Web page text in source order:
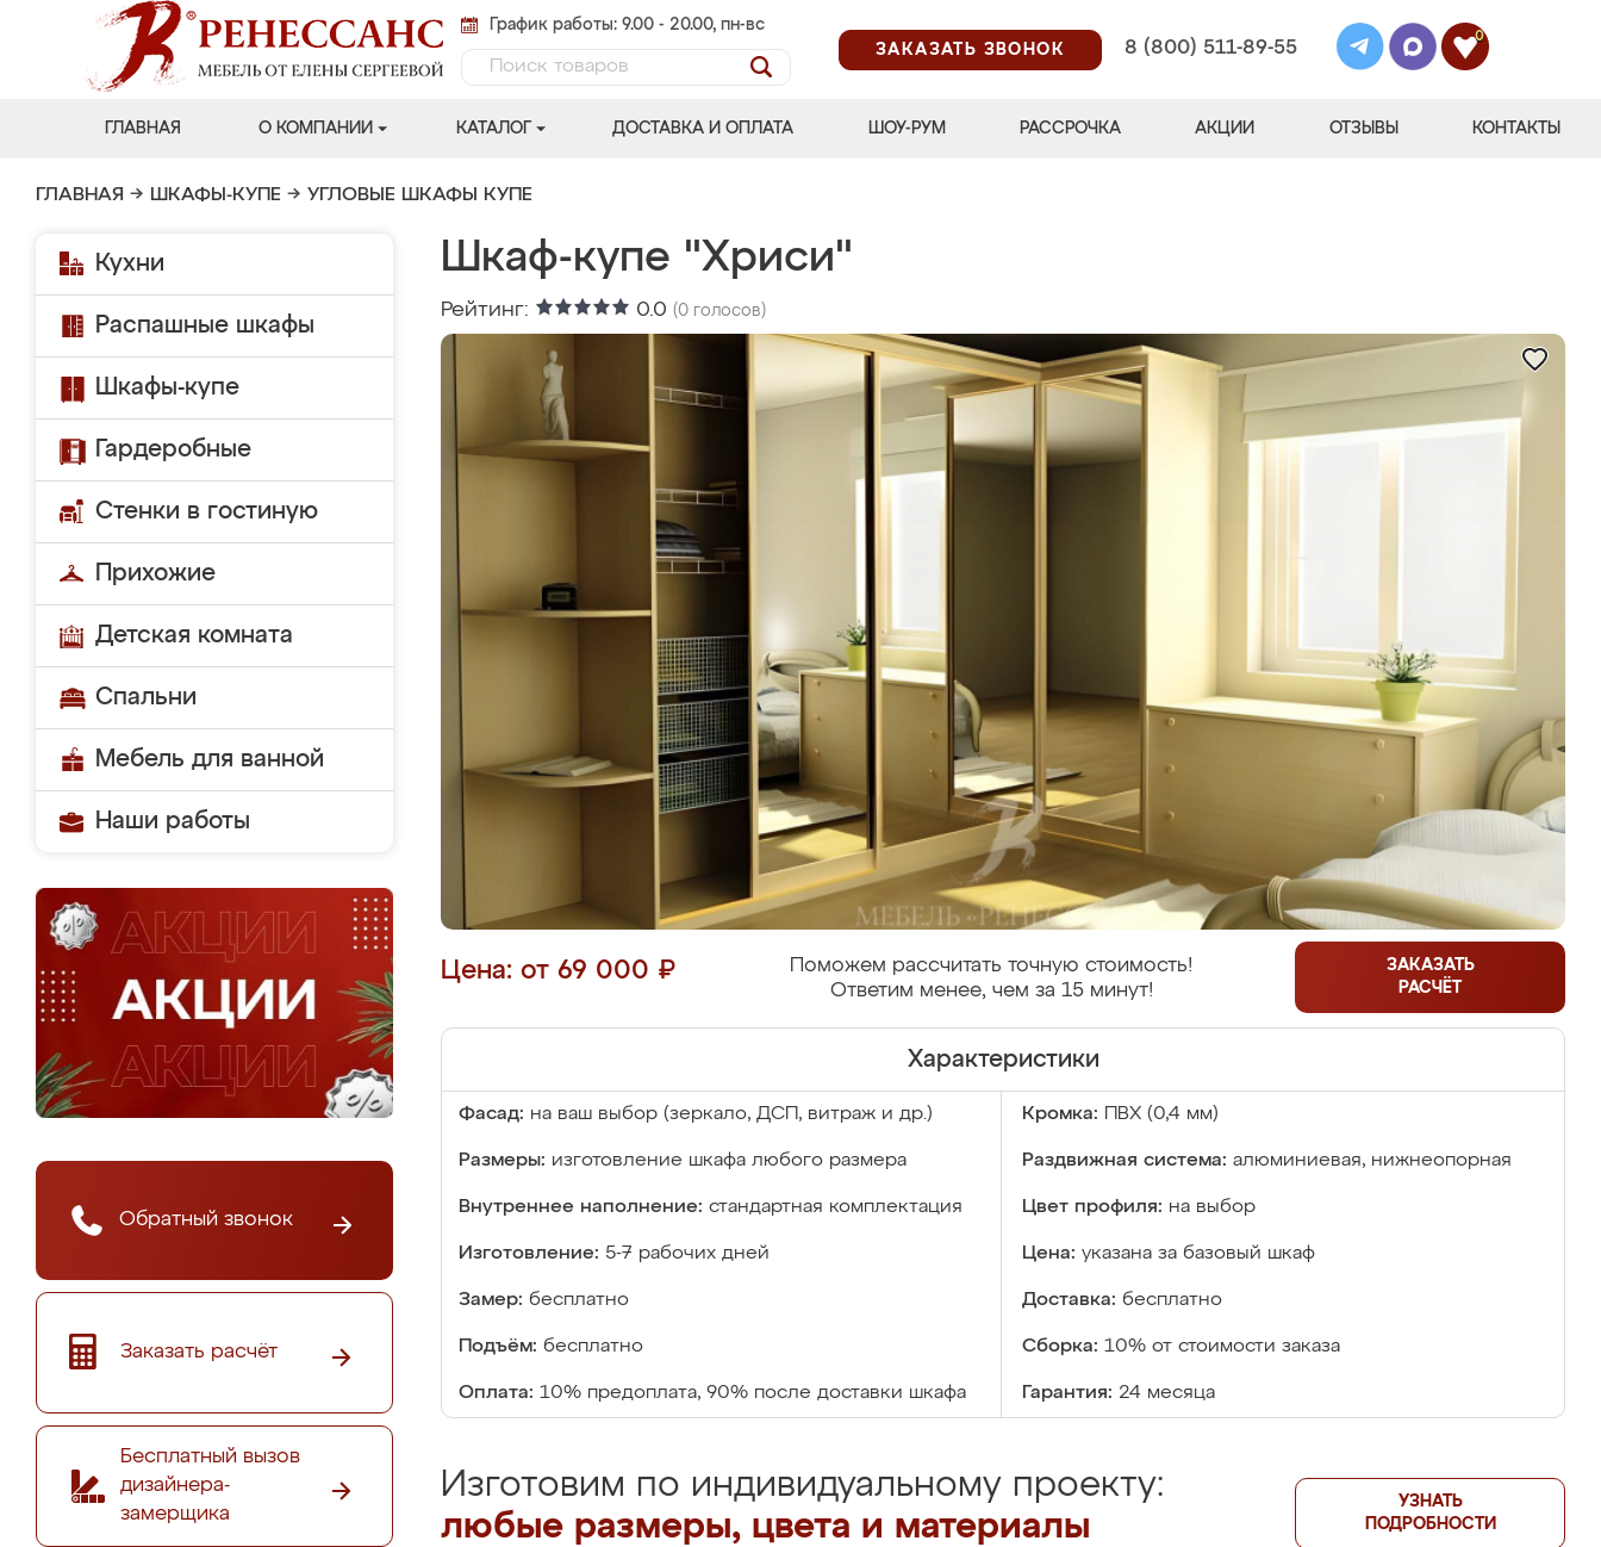
График работы: 9.00 - 20.00, пн-вс
ЗАКАЗАТЬ ЗВОНОК
8 (800) 511-89-55
0
ГЛАВНАЯ О КОМПАНИИ КАТАЛОГ ДОСТАВКА И ОПЛАТА ШОУ-РУМ РАССРОЧКА АКЦИИ ОТЗЫВЫ КОНТАКТЫ
ГЛАВНАЯ → ШКАФЫ-КУПЕ → УГЛОВЫЕ ШКАФЫ КУПЕ
Кухни
Распашные шкафы
Шкафы-купе
Гардеробные
Стенки в гостиную
Прихожие
Детская комната
Спальни
Мебель для ванной
Наши работы
Обратный звонок
Заказать расчёт
Бесплатный вызов
дизайнера-
замерщика
Шкаф-купе "Хриси"
Рейтинг: 0.0 (0 голосов)
Цена: от 69 000 ₽
Поможем рассчитать точную стоимость!
Ответим менее, чем за 15 минут!
ЗАКАЗАТЬ
РАСЧЁТ
Характеристики
Фасад: на ваш выбор (зеркало, ДСП, витраж и др.) Кромка: ПВХ (0,4 мм)
Размеры: изготовление шкафа любого размера Раздвижная система: алюминиевая, нижнеопорная
Внутреннее наполнение: стандартная комплектация Цвет профиля: на выбор
Изготовление: 5-7 рабочих дней Цена: указана за базовый шкаф
Замер: бесплатно Доставка: бесплатно
Подъём: бесплатно Сборка: 10% от стоимости заказа
Оплата: 10% предоплата, 90% после доставки шкафа Гарантия: 24 месяца
Изготовим по индивидуальному проекту:
любые размеры, цвета и материалы
УЗНАТЬ
ПОДРОБНОСТИ